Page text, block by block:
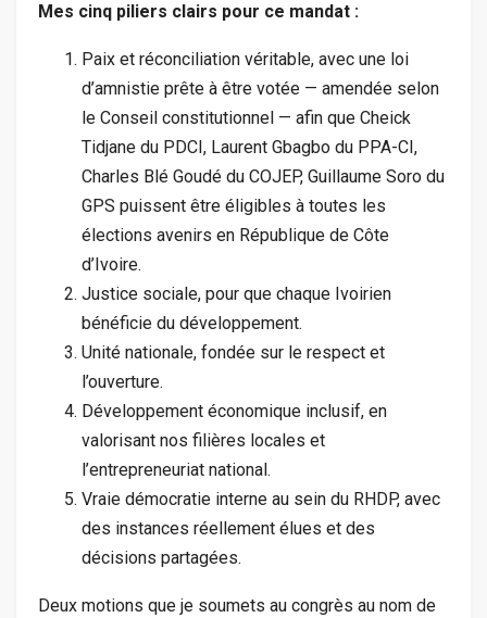
Mes cinq piliers clairs pour ce mandat :
Paix et réconciliation véritable, avec une loi
d’amnistie prête à être votée — amendée selon
le Conseil constitutionnel — afin que Cheick
Tidjane du PDCI, Laurent Gbagbo du PPA-CI,
Charles Blé Goudé du COJEP, Guillaume Soro du
GPS puissent être éligibles à toutes les
élections avenirs en République de Côte
d’Ivoire.
Justice sociale, pour que chaque Ivoirien
bénéficie du développement.
Unité nationale, fondée sur le respect et
l’ouverture.
Développement économique inclusif, en
valorisant nos filières locales et
l’entrepreneuriat national.
Vraie démocratie interne au sein du RHDP, avec
des instances réellement élues et des
décisions partagées.
Deux motions que je soumets au congrès au nom de